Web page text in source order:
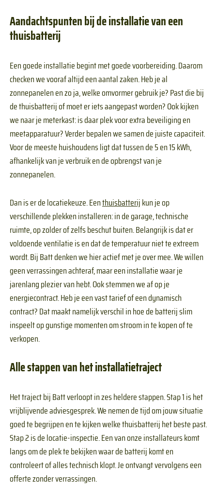
Aandachtspunten bij de installatie van een
thuisbatterij
Een goede installatie begint met goede voorbereiding. Daarom
checken we vooraf altijd een aantal zaken. Heb je al
zonnepanelen en zo ja, welke omvormer gebruik je? Past die bij
de thuisbatterij of moet er iets aangepast worden? Ook kijken
we naar je meterkast: is daar plek voor extra beveiliging en
meetapparatuur? Verder bepalen we samen de juiste capaciteit.
Voor de meeste huishoudens ligt dat tussen de 5 en 15 kWh,
afhankelijk van je verbruik en de opbrengst van je
zonnepanelen.
Dan is er de locatiekeuze. Eenthuisbatterijkun je op
verschillende plekken installeren: in de garage, technische
ruimte, op zolder of zelfs beschut buiten. Belangrijk is dat er
voldoende ventilatie is en dat de temperatuur niet te extreem
wordt. Bij Batt denken we hier actief met je over mee. We willen
geen verrassingen achteraf, maar een installatie waar je
jarenlang plezier van hebt. Ook stemmen we af op je
energiecontract. Heb je een vast tarief of een dynamisch
contract? Dat maakt namelijk verschil in hoe de batterij slim
inspeelt op gunstige momenten om stroom in te kopen of te
verkopen.
Alle stappen van het installatietraject
Het traject bij Batt verloopt in zes heldere stappen. Stap 1 is het
vrijblijvende adviesgesprek. We nemen de tijd om jouw situatie
goed te begrijpen en te kijken welke thuisbatterij het beste past.
Stap 2 is de locatie-inspectie. Een van onze installateurs komt
langs om de plek te bekijken waar de batterij komt en
controleert of alles technisch klopt. Je ontvangt vervolgens een
offerte zonder verrassingen.